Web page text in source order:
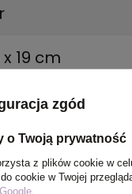
x 19 cm
zgód
o Twoją prywatność
z plików cookie w
cookie w Twojej